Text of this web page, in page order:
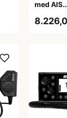
med AIS